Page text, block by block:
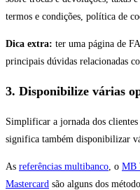
termos e condições, política de
Dica extra: ter uma página de
principais dúvidas relacionadas
3. Disponibilize várias
Simplificar a jornada dos
significa também disponibilizar
As referências multibanco , o MB
Mastercard são alguns dos